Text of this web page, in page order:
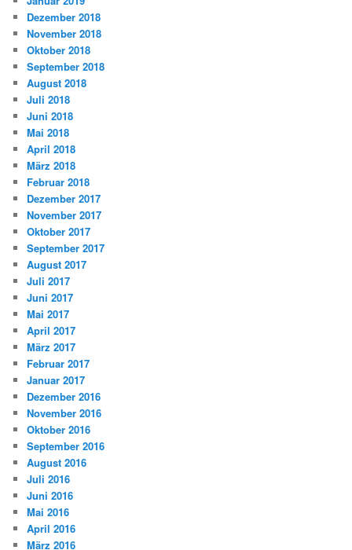
Dezember 2018
November 2018
Oktober 2018
September 2018
August 2018
Juli 2018
Juni 2018
Mai 2018
April 2018
März 2018
Februar 2018
Dezember 2017
November 2017
Oktober 2017
September 2017
August 2017
Juli 2017
Juni 2017
Mai 2017
April 2017
März 2017
Februar 2017
Januar 2017
Dezember 2016
November 2016
Oktober 2016
September 2016
August 2016
Juli 2016
Juni 2016
Mai 2016
April 2016
März 2016